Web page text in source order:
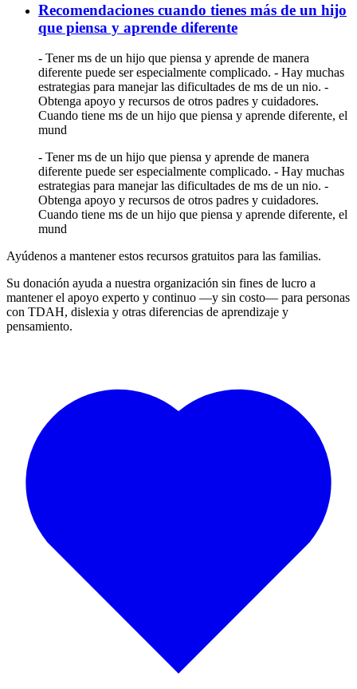
Recomendaciones cuando tienes más de un hijo
que piensa y aprende diferente
- Tener ms de un hijo que piensa y aprende de manera
diferente puede ser especialmente complicado. - Hay muchas
estrategias para manejar las dificultades de ms de un nio. -
Obtenga apoyo y recursos de otros padres y cuidadores.
Cuando tiene ms de un hijo que piensa y aprende diferente, el
mund
- Tener ms de un hijo que piensa y aprende de manera
diferente puede ser especialmente complicado. - Hay muchas
estrategias para manejar las dificultades de ms de un nio. -
Obtenga apoyo y recursos de otros padres y cuidadores.
Cuando tiene ms de un hijo que piensa y aprende diferente, el
mund
Ayúdenos a mantener estos recursos gratuitos para las familias.
Su donación ayuda a nuestra organización sin fines de lucro a
mantener el apoyo experto y continuo —y sin costo— para personas
con TDAH, dislexia y otras diferencias de aprendizaje y
pensamiento.